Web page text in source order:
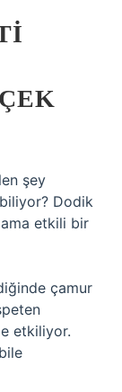
şey
Dodik
etkili bir
çamur
etkiliyor.